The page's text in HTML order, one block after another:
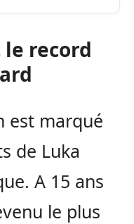
record
est marqué
de Luka
A 15 ans
le plus